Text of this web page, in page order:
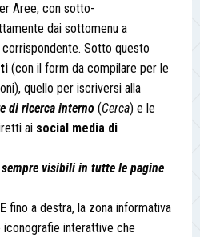
Aree, con sotto-
dai sottomenu a
Sotto questo
(con il form da compilare per le
quello per iscriversi alla
di ricerca interno (Cerca) e le
ai social media di
visibili in tutte le pagine
fino a destra, la zona informativa
iconografie interattive che